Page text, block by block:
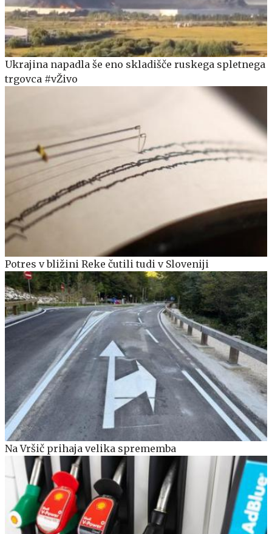
Ukrajina napadla še eno skladišče ruskega spletnega
trgovca #vŽivo
Potres v bližini Reke čutili tudi v Sloveniji
Na Vršič prihaja velika sprememba